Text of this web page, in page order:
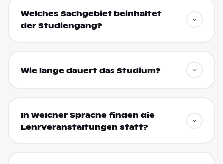
Welches Sachgebiet beinhaltet
der Studiengang?
Wie lange dauert das Studium?
In welcher Sprache finden die
Lehrveranstaltungen statt?